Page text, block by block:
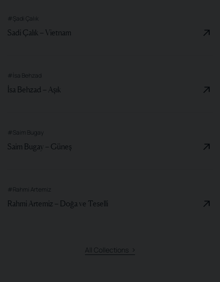
#Şadi Çalık
Sadi Çalık – Vietnam
#İsa Behzad
İsa Behzad – Aşık
#Saim Bugay
Saim Bugay – Güneş
#Rahmi Artemiz
Rahmi Artemiz – Doğa ve Teselli
All Collections